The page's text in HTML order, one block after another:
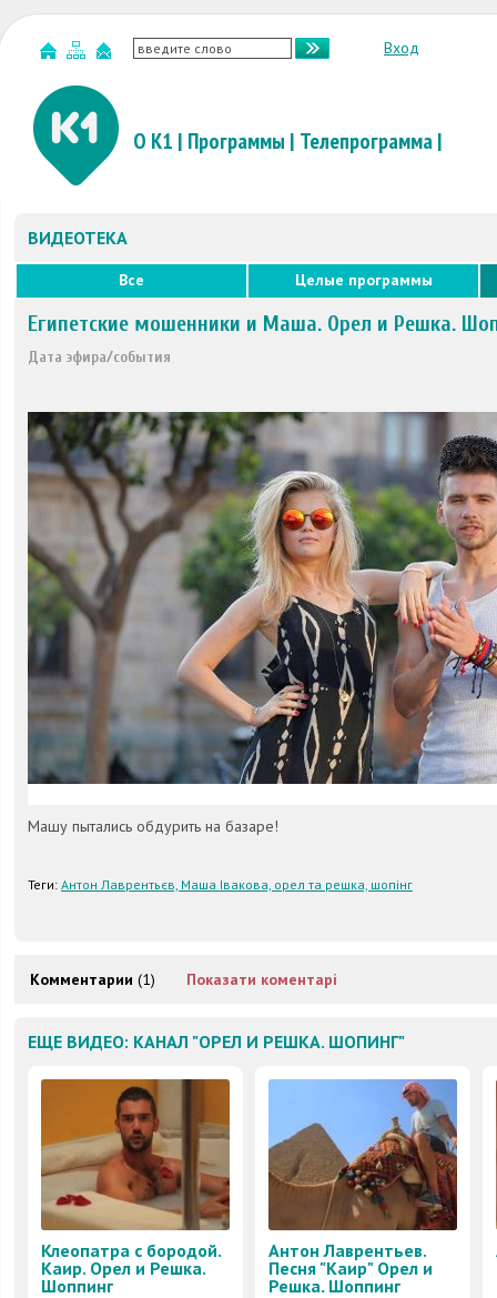
Вход
О К1 | Программы | Телепрограмма|
ВИДЕОТЕКА
Все Целые программы
Египетские мошенники и Маша. Орел и Решка.
Дата эфира/события
Машу пытались обдурить на базаре!
Теги: Антон Лаврентьєв, Маша Івакова, орел та решка, шопінг
Комментарии (1) Показати коментарі
ЕЩЕ ВИДЕО: КАНАЛ "ОРЕЛ И РЕШКА. ШОПИНГ"
Клеопатра с бородой.
Каир. Орел и Решка.
Шоппинг
Антон Лаврентьев.
Песня "Каир" Орел и
Решка. Шоппинг